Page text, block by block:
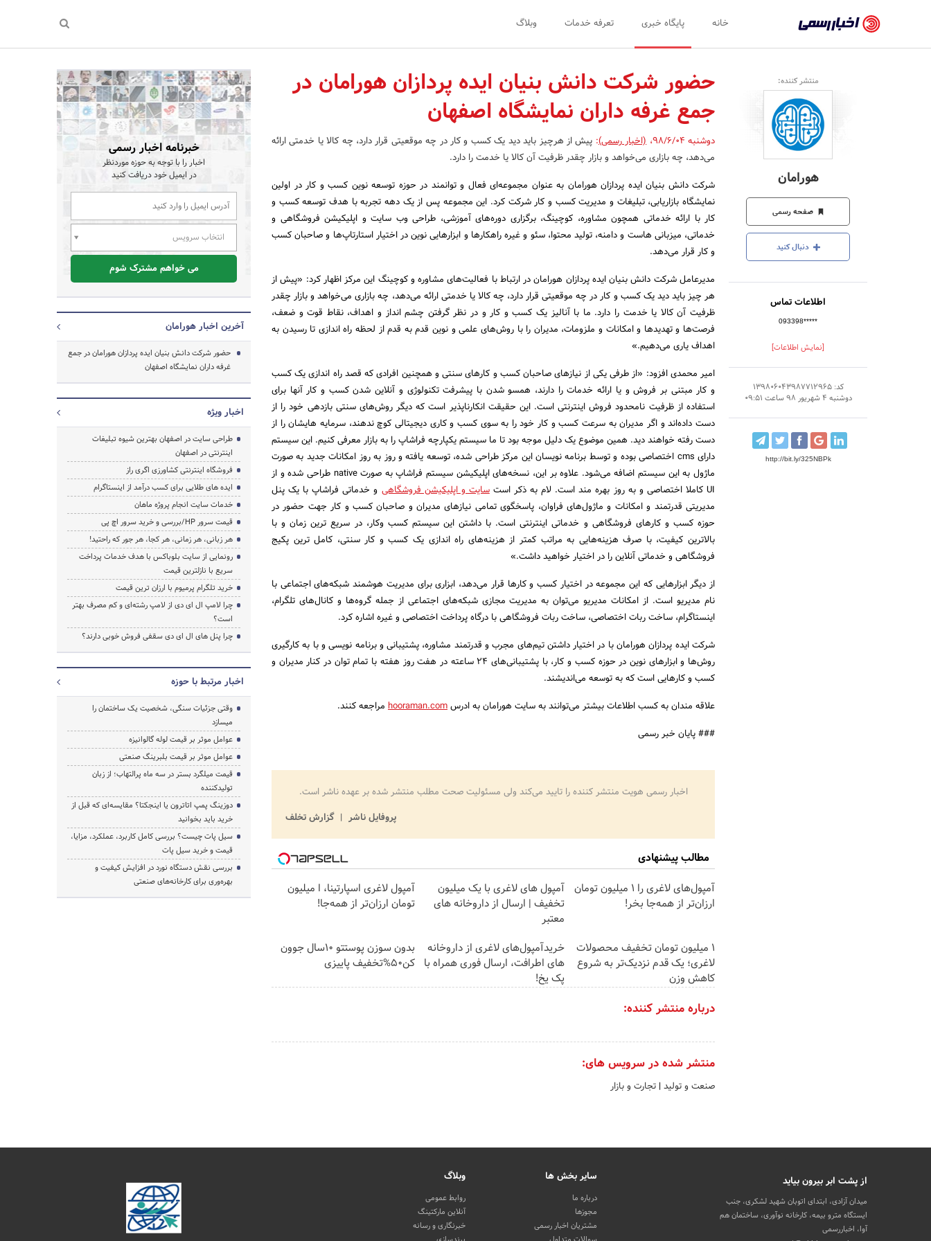
رسمی
-
اخبار
تایید
شده
شرکت‌ها،
سازمان‌ها
و
روابط
عمومی‌ها
خانه پایگاه خبری تعرفه خدمات وبلاگ
جستجو
منتشر کننده:
هورامان
صفحه رسمی
دنبال کنید
اطلاعات تماس
093398*****
[نمایش اطلاعات]
کد: 139806043987712965
دوشنبه 4 شهریور 98 ساعت 09:51
http://bit.ly/325NBPk
حضور شرکت دانش بنیان ایده پردازان هورامان در
جمع غرفه داران نمایشگاه اصفهان
دوشنبه 98/6/04 ،(اخبار رسمی): پیش از هرچیز باید دید یک کسب و کار در چه موقعیتی قرار دارد، چه کالا یا خدمتی ارائه
می‌دهد، چه بازاری می‌خواهد و بازار چقدر ظرفیت آن کالا یا خدمت را دارد.
شرکت دانش بنیان ایده پردازان هورامان به عنوان مجموعه‌ای فعال و توانمند در حوزه توسعه نوین کسب و کار در اولین
نمایشگاه بازاریابی، تبلیغات و مدیریت کسب و کار شرکت کرد. این مجموعه پس از یک دهه تجربه با هدف توسعه کسب و
کار با ارائه خدماتی همچون مشاوره، کوچینگ، برگزاری دوره‌های آموزشی، طراحی وب سایت و اپلیکیشن فروشگاهی و
خدماتی، میزبانی هاست و دامنه، تولید محتوا، سئو و غیره راهکارها و ابزارهایی نوین در اختیار استارتاپ‌ها و صاحبان کسب
و کار قرار می‌دهد.
مدیرعامل شرکت دانش بنیان ایده پردازان هورامان در ارتباط با فعالیت‌های مشاوره و کوچینگ این مرکز اظهار کرد: «پیش از
هر چیز باید دید یک کسب و کار در چه موقعیتی قرار دارد، چه کالا یا خدمتی ارائه می‌دهد، چه بازاری می‌خواهد و بازار چقدر
ظرفیت آن کالا یا خدمت را دارد. ما با آنالیز یک کسب و کار و در نظر گرفتن چشم انداز و اهداف، نقاط قوت و ضعف،
فرصت‌ها و تهدیدها و امکانات و ملزومات، مدیران را با روش‌های علمی و نوین قدم به قدم از لحظه راه اندازی تا رسیدن به
اهداف یاری می‌دهیم.»
امیر محمدی افزود: «از طرفی یکی از نیازهای صاحبان کسب و کارهای سنتی و همچنین افرادی که قصد راه اندازی یک کسب
و کار مبتنی بر فروش و یا ارائه خدمات را دارند، همسو شدن با پیشرفت تکنولوژی و آنلاین شدن کسب و کار آنها برای
استفاده از ظرفیت نامحدود فروش اینترنتی است. این حقیقت انکارناپذیر است که دیگر روش‌های سنتی بازدهی خود را از
دست داده‌اند و اگر مدیران به سرعت کسب و کار خود را به سوی کسب و کاری دیجیتالی کوچ ندهند، سرمایه هایشان را از
دست رفته خواهند دید. همین موضوع یک دلیل موجه بود تا ما سیستم یکپارچه فراشاپ را به بازار معرفی کنیم. این سیستم
دارای cms اختصاصی بوده و توسط برنامه نویسان این مرکز طراحی شده، توسعه یافته و روز به روز امکانات جدید به صورت
ماژول به این سیستم اضافه می‌شود. علاوه بر این، نسخه‌های اپلیکیشن سیستم فراشاپ به صورت native طراحی شده و از
UI کاملا اختصاصی و به روز بهره مند است. لام به ذکر است
سایت و اپلیکیشن فروشگاهی و خدماتی فراشاپ با یک پنل
مدیریتی قدرتمند و امکانات و ماژول‌های فراوان، پاسخگوی تمامی نیازهای مدیران و صاحبان کسب و کار جهت حضور در
حوزه کسب و کارهای فروشگاهی و خدماتی اینترنتی است. با داشتن این سیستم کسب وکار، در سریع ترین زمان و با
بالاترین کیفیت، با صرف هزینه‌هایی به مراتب کمتر از هزینه‌های راه اندازی یک کسب و کار سنتی، کامل ترین پکیج
فروشگاهی و خدماتی آنلاین را در اختیار خواهید داشت.»
از دیگر ابزارهایی که این مجموعه در اختیار کسب و کارها قرار می‌دهد، ابزاری برای مدیریت هوشمند شبکه‌های اجتماعی با
نام مدیریو است. از امکانات مدیریو می‌توان به مدیریت مجازی شبکه‌های اجتماعی از جمله گروه‌ها و کانال‌های تلگرام،
اینستاگرام، ساخت ربات اختصاصی، ساخت ربات فروشگاهی با درگاه پرداخت اختصاصی و غیره اشاره کرد.
شرکت ایده پردازان هورامان با در اختیار داشتن تیم‌های مجرب و قدرتمند مشاوره، پشتیبانی و برنامه نویسی و با به کارگیری
روش‌ها و ابزارهای نوین در حوزه کسب و کار، با پشتیبانی‌های 24 ساعته در هفت روز هفته با تمام توان در کنار مدیران و
کسب و کارهایی است که به توسعه می‌اندیشند.
علاقه مندان به کسب اطلاعات بیشتر می‌توانند به سایت هورامان به ادرسhooraman.com مراجعه کنند.
### پایان خبر رسمی
اخبار رسمی هویت منتشر کننده را تایید می‌کند ولی مسئولیت صحت مطلب منتشر شده بر عهده ناشر است.
پروفایل ناشر
گزارش تخلف
مطالب پیشنهادی
آمپول‌های لاغری را ۱ میلیون تومان
ارزان‌تر از همه‌جا بخر!
آمپول های لاغری با یک میلیون
تخفیف | ارسال از داروخانه های
معتبر
آمپول لاغری اسپارتینا، ا میلیون
تومان ارزان‌تر از همه‌جا!
۱ میلیون تومان تخفیف محصولات
لاغری؛ یک قدم نزدیک‌تر به شروع
کاهش وزن
خریدآمپول‌های لاغری از داروخانه
های اطرافت، ارسال فوری همراه با
پک یخ!
بدون سوزن پوستتو 10سال جوون
کن50%تخفیف پاییزی
درباره منتشر کننده:
منتشر شده در سرویس های:
صنعت و تولید | تجارت و بازار
خبرنامه اخبار رسمی
اخبار را با توجه به حوزه موردنظر
در ایمیل خود دریافت کنید
انتخاب سرویس
می خواهم مشترک شوم
آخرین اخبار هورامان
حضور شرکت دانش بنیان ایده پردازان هورامان در جمع
غرفه داران نمایشگاه اصفهان
اخبار ویژه
طراحی سایت در اصفهان بهترین شیوه تبلیغات
اینترنتی در اصفهان
فروشگاه اینترنتی کشاورزی اگری راز
ایده های طلایی برای کسب درآمد از اینستاگرام
خدمات سایت انجام پروژه ماهان
قیمت سرور HP/بررسی و خرید سرور اچ پی
هر زبانی، هر زمانی، هر کجا، هر جور که راحتید!
رونمایی از سایت بلوباکس با هدف خدمات پرداخت
سریع با نازلترین قیمت
خرید تلگرام پرمیوم با ارزان ترین قیمت
چرا لامپ ال ای دی از لامپ رشته‌ای و کم مصرف بهتر
است؟
چرا پنل های ال ای دی سقفی فروش خوبی دارند؟
اخبار مرتبط با حوزه
وقتی جزئیات سنگی، شخصیت یک ساختمان را
میسازد
عوامل موثر بر قیمت لوله گالوانیزه
عوامل موثر بر قیمت بلبرینگ صنعتی
قیمت میلگرد بستر در سه ماه پرالتهاب؛ از زبان
تولیدکننده
دوزینگ پمپ اتاترون یا اینجکتا؟ مقایسه‌ای که قبل از
خرید باید بخوانید
سیل پات چیست؟ بررسی کامل کاربرد، عملکرد، مزایا،
قیمت و خرید سیل پات
بررسی نقش دستگاه نورد در افزایش کیفیت و
بهره‌وری برای کارخانه‌های صنعتی
از پشت ابر بیرون بیاید
میدان آزادی، ابتدای اتوبان شهید لشکری، جنب
ایستگاه مترو بیمه، کارخانه نوآوری، ساختمان هم
آوا، اخباررسمی
سایر بخش ها
درباره ما
مجوزها
مشتریان اخبار رسمی
وبلاگ
روابط عمومی
آنلاین مارکتینگ
خبرنگاری و رسانه